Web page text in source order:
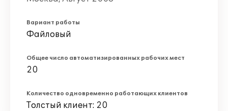
Вариант работы
Файловый
Общее число автоматизированных рабочих мест
20
Количество одновременно работающих клиентов
Толстый клиент: 20